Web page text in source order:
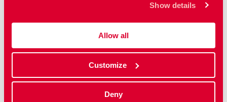
Show details
Allow all
Customize
Deny
Om Hurulas Betongbarn
Grundades av tre stycken hängivna fans 2019.
Namnet Hurulas Betongbarn kommer från en